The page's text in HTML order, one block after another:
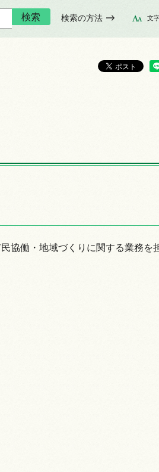
検索の方法 文
協働・地域づくりに関する業務を